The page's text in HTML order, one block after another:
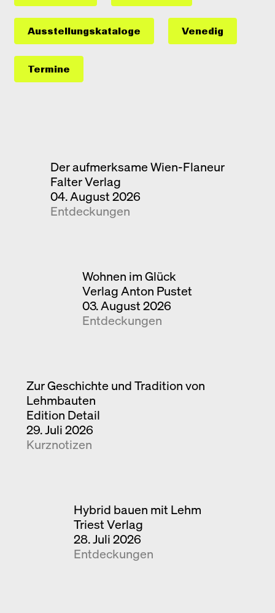
Ausstellungs­kataloge Venedig
Termine
Der aufmerksame Wien-Flaneur
Falter Verlag
04. August 2026
Entdeckungen
Wohnen im Glück
Verlag Anton Pustet
03. August 2026
Entdeckungen
Zur Geschichte und Tradition von
Lehmbauten
Edition Detail
29. Juli 2026
Kurznotizen
Hybrid bauen mit Lehm
Triest Verlag
28. Juli 2026
Entdeckungen